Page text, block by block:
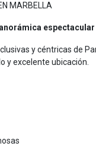
MARBELLA
espectacular
y céntricas de
y excelente ubicación.